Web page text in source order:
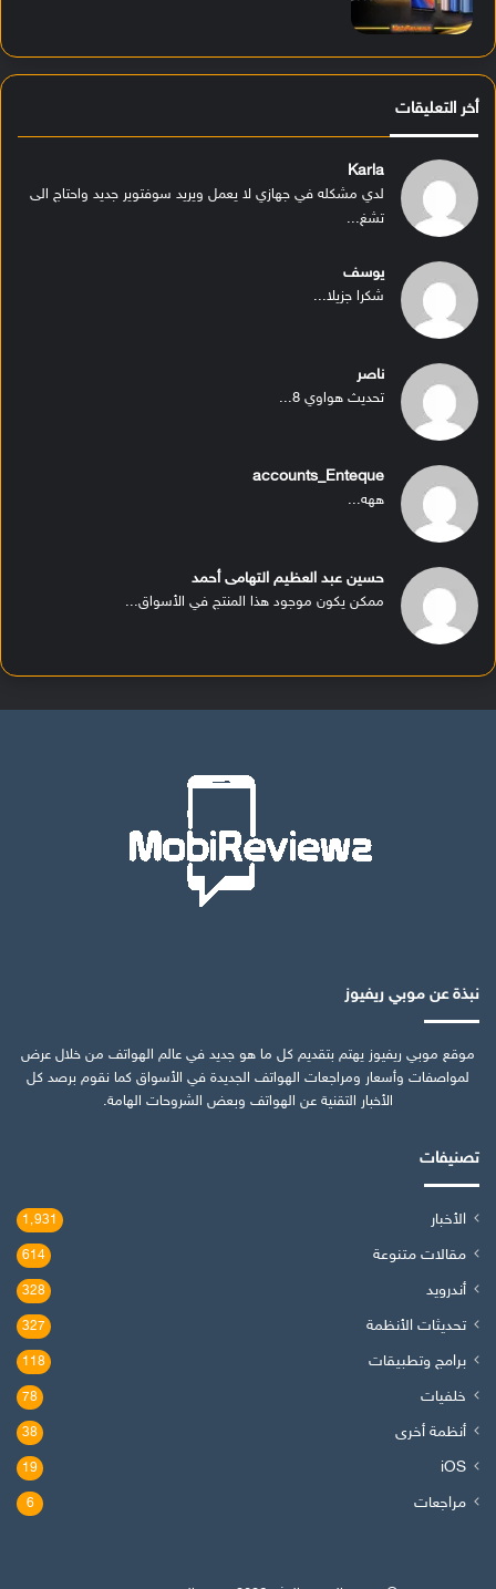
أخر التعليقات
Karla
لدي مشكله في جهازي لا يعمل ويريد سوفتوير جديد واحتاج الى
تشغ...
يوسف
شكرا جزيلا...
ناصر
تحديث هواوي 8...
accounts_Enteque
ههه...
حسين عبد العظيم التهامى أحمد
ممكن يكون موجود هذا المنتج في الأسواق...
نبذة عن موبي ريفيوز
موقع موبي ريفيوز يهتم بتقديم كل ما هو جديد في عالم الهواتف من خلال عرض
لمواصفات وأسعار ومراجعات الهواتف الجديدة في الأسواق كما نقوم برصد كل
الأخبار التقنية عن الهواتف وبعض الشروحات الهامة.
تصنيفات
الأخبار 1٬931
مقالات متنوعة 614
أندرويد 328
تحديثات الأنظمة 327
برامج وتطبيقات 118
خلفيات 78
أنظمة أخرى 38
iOS
19
مراجعات 6